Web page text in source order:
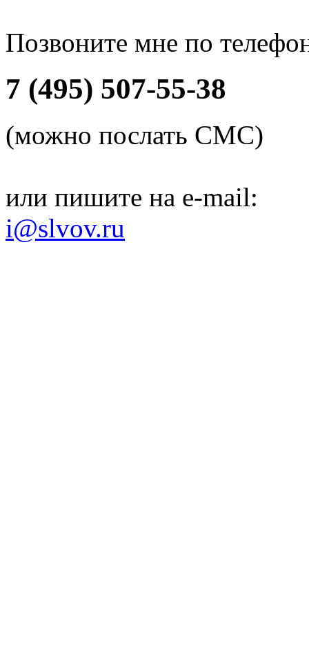
Позвоните мне по
7 (495) 507-55-38
(можно послать СМС)
или пишите на e-mail:
i@slvov.ru